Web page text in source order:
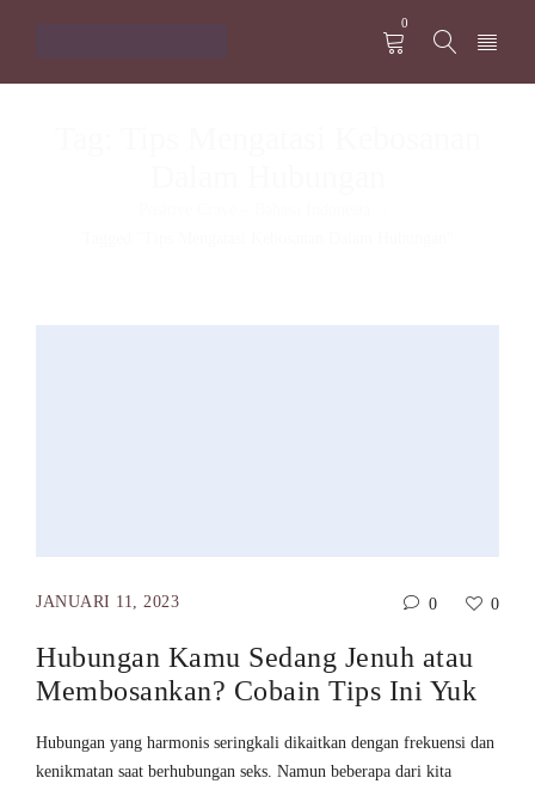
0
JANUARI 11, 2023 0 0
Hubungan Kamu Sedang Jenuh atau
Membosankan? Cobain Tips Ini Yuk
Hubungan yang harmonis seringkali dikaitkan dengan frekuensi dan
kenikmatan saat berhubungan seks. Namun beberapa dari kita